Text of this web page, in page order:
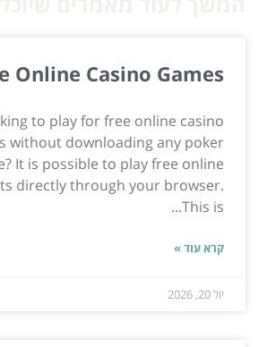
Online Casino Games
to play for free online casino
without downloading any poker
It is possible to play free online
directly through your browser.
This is...
קרא עוד »
יול 20, 2026